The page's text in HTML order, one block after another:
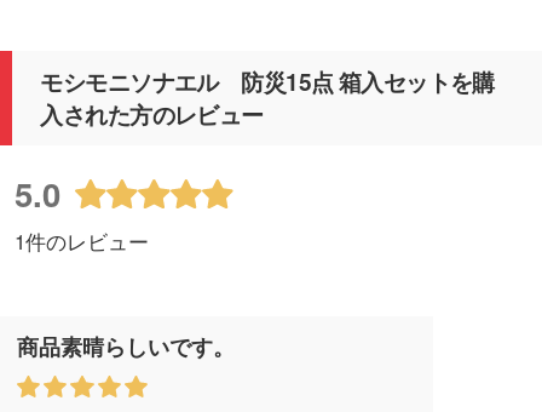
モシモニソナエル 防災15点 箱入セットを購
入された方のレビュー
5.0
1件のレビュー
商品素晴らしいです。